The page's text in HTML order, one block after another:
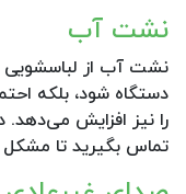
نشت آب
نشت آب از لباسشویی
دستگاه شود، بلکه
را نیز افزایش می‌دهد.
تماس بگیرید تا